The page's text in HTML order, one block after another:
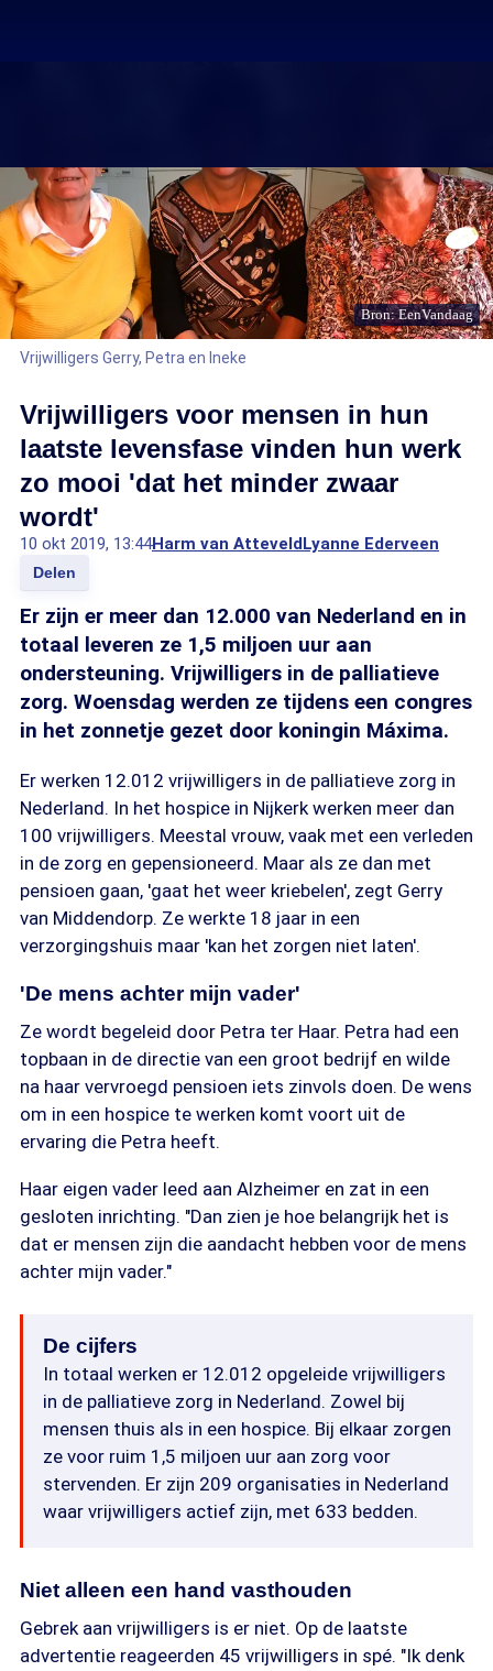
Bron: EenVandaag
Vrijwilligers Gerry, Petra en Ineke
Vrijwilligers voor mensen in hun
laatste levensfase vinden hun werk
zo mooi 'dat het minder zwaar
wordt'
10 okt 2019, 13:44Harm van AtteveldLyanne Ederveen
Delen
Er zijn er meer dan 12.000 van Nederland en in
totaal leveren ze 1,5 miljoen uur aan
ondersteuning. Vrijwilligers in de palliatieve
zorg. Woensdag werden ze tijdens een congres
in het zonnetje gezet door koningin Máxima.
Er werken 12.012 vrijwilligers in de palliatieve zorg in
Nederland. In het hospice in Nijkerk werken meer dan
100 vrijwilligers. Meestal vrouw, vaak met een verleden
in de zorg en gepensioneerd. Maar als ze dan met
pensioen gaan, 'gaat het weer kriebelen', zegt Gerry
van Middendorp. Ze werkte 18 jaar in een
verzorgingshuis maar 'kan het zorgen niet laten'.
'De mens achter mijn vader'
Ze wordt begeleid door Petra ter Haar. Petra had een
topbaan in de directie van een groot bedrijf en wilde
na haar vervroegd pensioen iets zinvols doen. De wens
om in een hospice te werken komt voort uit de
ervaring die Petra heeft.
Haar eigen vader leed aan Alzheimer en zat in een
gesloten inrichting. "Dan zien je hoe belangrijk het is
dat er mensen zijn die aandacht hebben voor de mens
achter mijn vader."
De cijfers
In totaal werken er 12.012 opgeleide vrijwilligers
in de palliatieve zorg in Nederland. Zowel bij
mensen thuis als in een hospice. Bij elkaar zorgen
ze voor ruim 1,5 miljoen uur aan zorg voor
stervenden. Er zijn 209 organisaties in Nederland
waar vrijwilligers actief zijn, met 633 bedden.
Niet alleen een hand vasthouden
Gebrek aan vrijwilligers is er niet. Op de laatste
advertentie reageerden 45 vrijwilligers in spé. "Ik denk